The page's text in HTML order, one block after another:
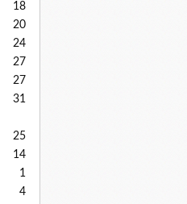
18
20
24
27
27
31
25
14
1
4